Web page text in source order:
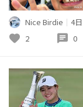
Nice Birdie ｜ 4
favorite 2 chat 0